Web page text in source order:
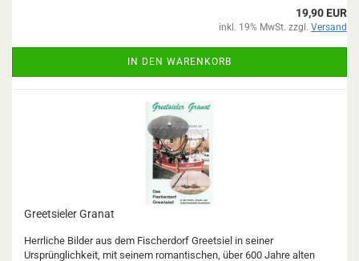
19,90 EUR
inkl. 19% MwSt. zzgl. Versand
IN DEN WARENKORB
Greetsieler Granat
Herrliche Bilder aus dem Fischerdorf Greetsiel in seiner
Ursprünglichkeit, mit seinem romantischen, über 600 Jahre alten